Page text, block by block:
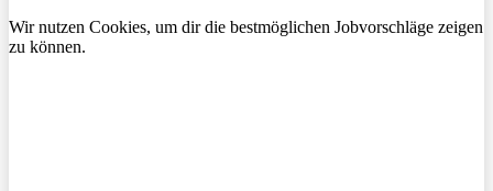
Wir nutzen Cookies, um dir die bestmöglichen Jobvorschläge zeigen
zu können.